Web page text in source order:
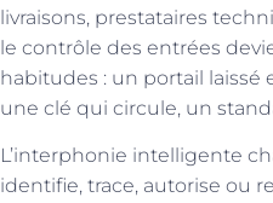
livraisons, prestataires
le contrôle des entrées
habitudes : un portail laissé
une clé qui circule, un
L’interphonie intelligente
identifie, trace, autorise ou